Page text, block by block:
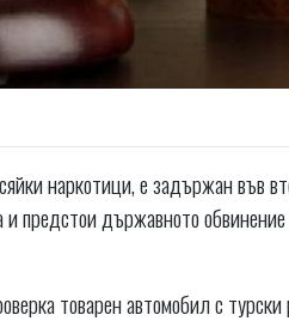
наркотици, е задържан във
предстои държавното обвинение
товарен автомобил с турски